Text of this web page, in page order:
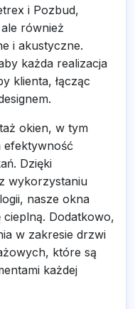
i Pozbud,
również
i akustyczne.
każda realizacja
klienta, łącząc
okien, w tym
efektywność
Dzięki
wykorzystaniu
nasze okna
Dodatkowo,
w zakresie drzwi
które są
każdej